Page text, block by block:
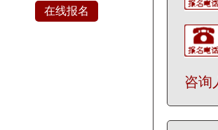
在线报名
咨询